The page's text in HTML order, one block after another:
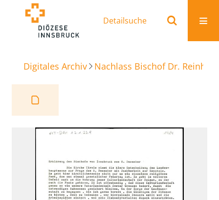
Detailsuche
Digitales Archiv Nachlass Bischof Dr.